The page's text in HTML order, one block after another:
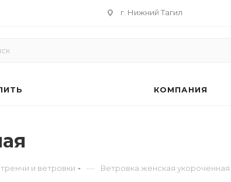
г. Нижний Тагил
КОМПАНИЯ
и ветровки — Ветровка женская укороченная